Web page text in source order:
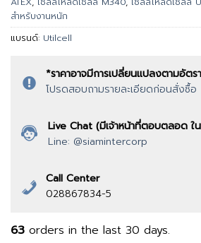
สำหรับงานหนัก
แบรนด์: Utilcell
*ราคาอาจมีการเปลี่ยนแปลงตามอัตร
โปรดสอบถามรายละเอียดก่อนสั่งซื้อ
Live Chat (มีเจ้าหน้าที่ตอบตลอด ใ
Line: @siamintercorp
Call Center
028867834-5
63 orders in the last 30 days.